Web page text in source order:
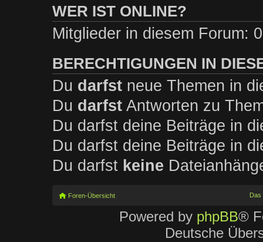
WER IST ONLINE?
Mitglieder in diesem Forum:
BERECHTIGUNGEN IN
Du darfstneue Themen in
Du darfstAntworten zu
Du darfst deine Beiträge in
Du darfst deine Beiträge in
Du darfst keine
Foren-Übersicht Das
Powered by phpBB®
Deutsche